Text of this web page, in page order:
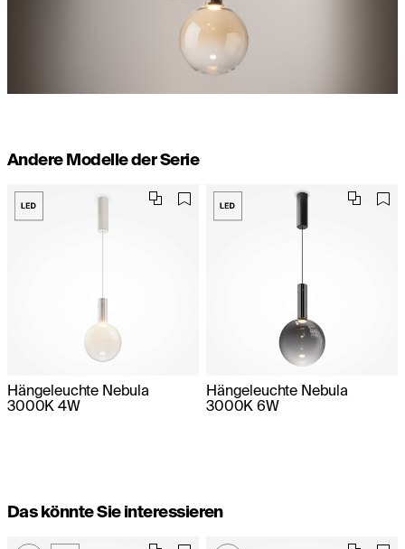
Andere Modelle der Serie
Hängeleuchte Nebula
3000K 4W
Hängeleuchte Nebula
3000K 6W
Das könnte Sie interessieren